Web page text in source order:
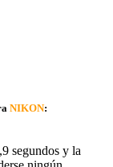
NIKON:
segundos y la